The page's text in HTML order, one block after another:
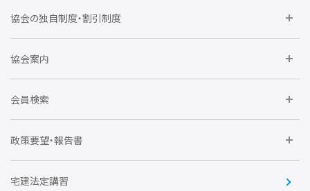
委員会に参加しよう
要望活動に参加しよう
協会の独自制度・割引制度
住宅瑕疵担保責任保険割引制度
全住協NET
不動産後見アドバイザー資格講習
会
全住協ビジネスショップ
協会案内
運営組織
トライアル会員制度
会員検索
企業会員
賛助会員
政策要望・報告書
住宅・土地税制改正要望
宅建法定講習